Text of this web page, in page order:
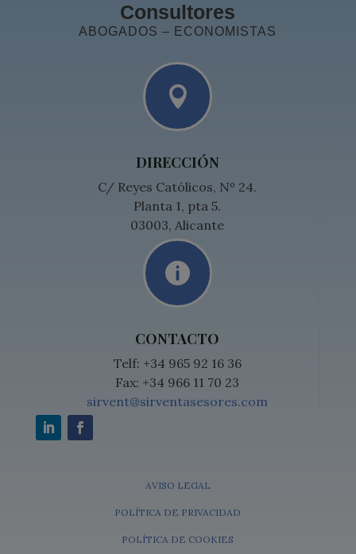
Consultores
ABOGADOS – ECONOMISTAS

DIRECCIÓN
C/ Reyes Católicos, Nº 24.
Planta 1, pta 5.
03003, Alicante

CONTACTO
Telf: +34 965 92 16 36
Fax: +34 966 11 70 23
sirvent@sirventasesores.com
AVISO LEGAL
POLÍTICA DE PRIVACIDAD
POLÍTICA DE COOKIES